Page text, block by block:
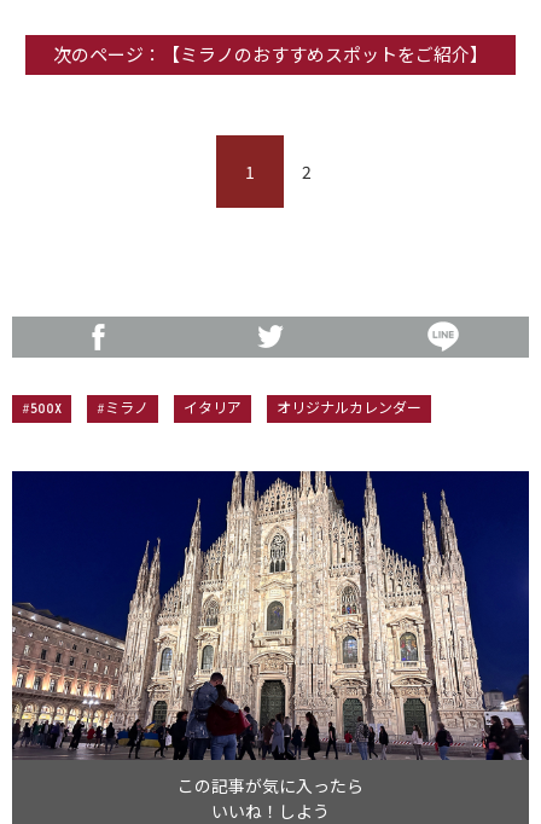
次のページ：【ミラノのおすすめスポットをご紹介】
1 2
#500X #ミラノ イタリア オリジナルカレンダー
この記事が気に入ったら
いいね！しよう